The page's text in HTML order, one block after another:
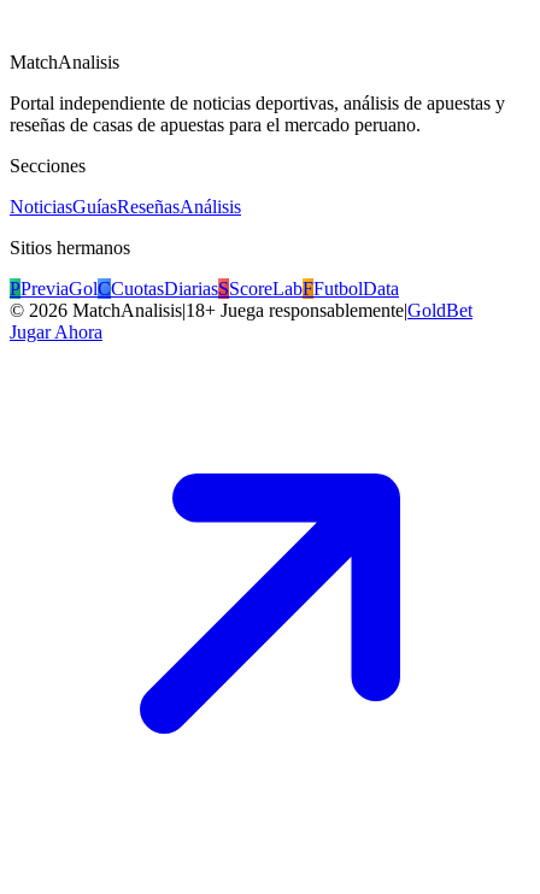
MatchAnalisis
Portal independiente de noticias deportivas, análisis de apuestas y
reseñas de casas de apuestas para el mercado peruano.
Secciones
NoticiasGuíasReseñasAnálisis
Sitios hermanos
PPreviaGolCCuotasDiariasSScoreLabFFutbolData
© 2026 MatchAnalisis|18+ Juega responsablemente|GoldBet
Jugar Ahora